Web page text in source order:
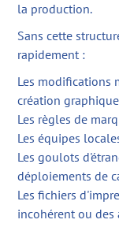
la production.
Sans cette
rapidement :
Les modifications
création
Les règles de
Les équipes
Les goulots
déploiements de
Les fichiers
incohérent ou des